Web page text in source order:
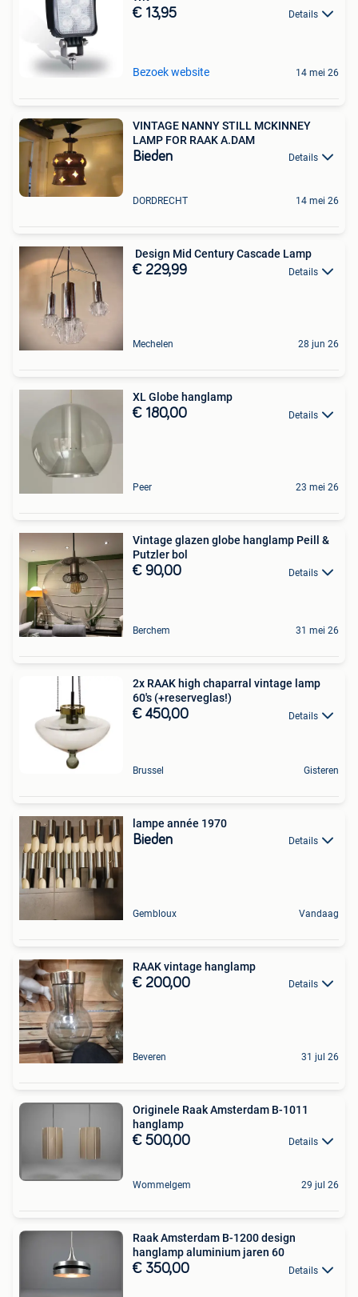
€ 13,95 Details
Bezoek website 14 mei 26
VINTAGE NANNY STILL MCKINNEY
LAMP FOR RAAK A.DAM
Bieden Details
DORDRECHT 14 mei 26
️ Design Mid Century Cascade Lamp ️
€ 229,99 Details
Mechelen 28 jun 26
XL Globe hanglamp
€ 180,00 Details
Peer 23 mei 26
Vintage glazen globe hanglamp Peill &
Putzler bol
€ 90,00 Details
Berchem 31 mei 26
2x RAAK high chaparral vintage lamp
60's (+reserveglas!)
€ 450,00 Details
Brussel Gisteren
lampe année 1970
Bieden Details
Gembloux Vandaag
RAAK vintage hanglamp
€ 200,00 Details
Beveren 31 jul 26
Originele Raak Amsterdam B-1011
hanglamp
€ 500,00 Details
Wommelgem 29 jul 26
Raak Amsterdam B-1200 design
hanglamp aluminium jaren 60
€ 350,00 Details